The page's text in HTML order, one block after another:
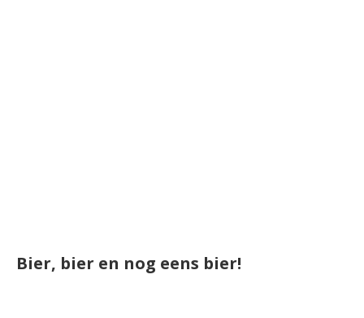
Bier, bier en nog eens bier!